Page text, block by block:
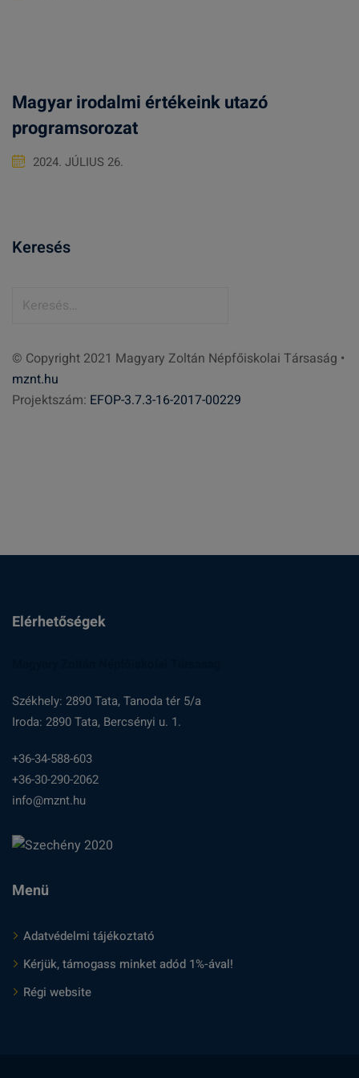
Magyar irodalmi értékeink utazó
programsorozat
2024. JÚLIUS 26.
Keresés
e
s
é
© Copyright 2021 Magyary Zoltán Népfőiskolai Társaság •
mznt.hu
Projektszám: EFOP-3.7.3-16-2017-00229
Elérhetőségek
Székhely: 2890 Tata, Tanoda tér 5/a
Iroda: 2890 Tata, Bercsényi u. 1.
+36-34-588-603
+36-30-290-2062
info@mznt.hu
Menü
Adatvédelmi tájékoztató
Kérjük, támogass minket adód 1%-ával!
Régi website